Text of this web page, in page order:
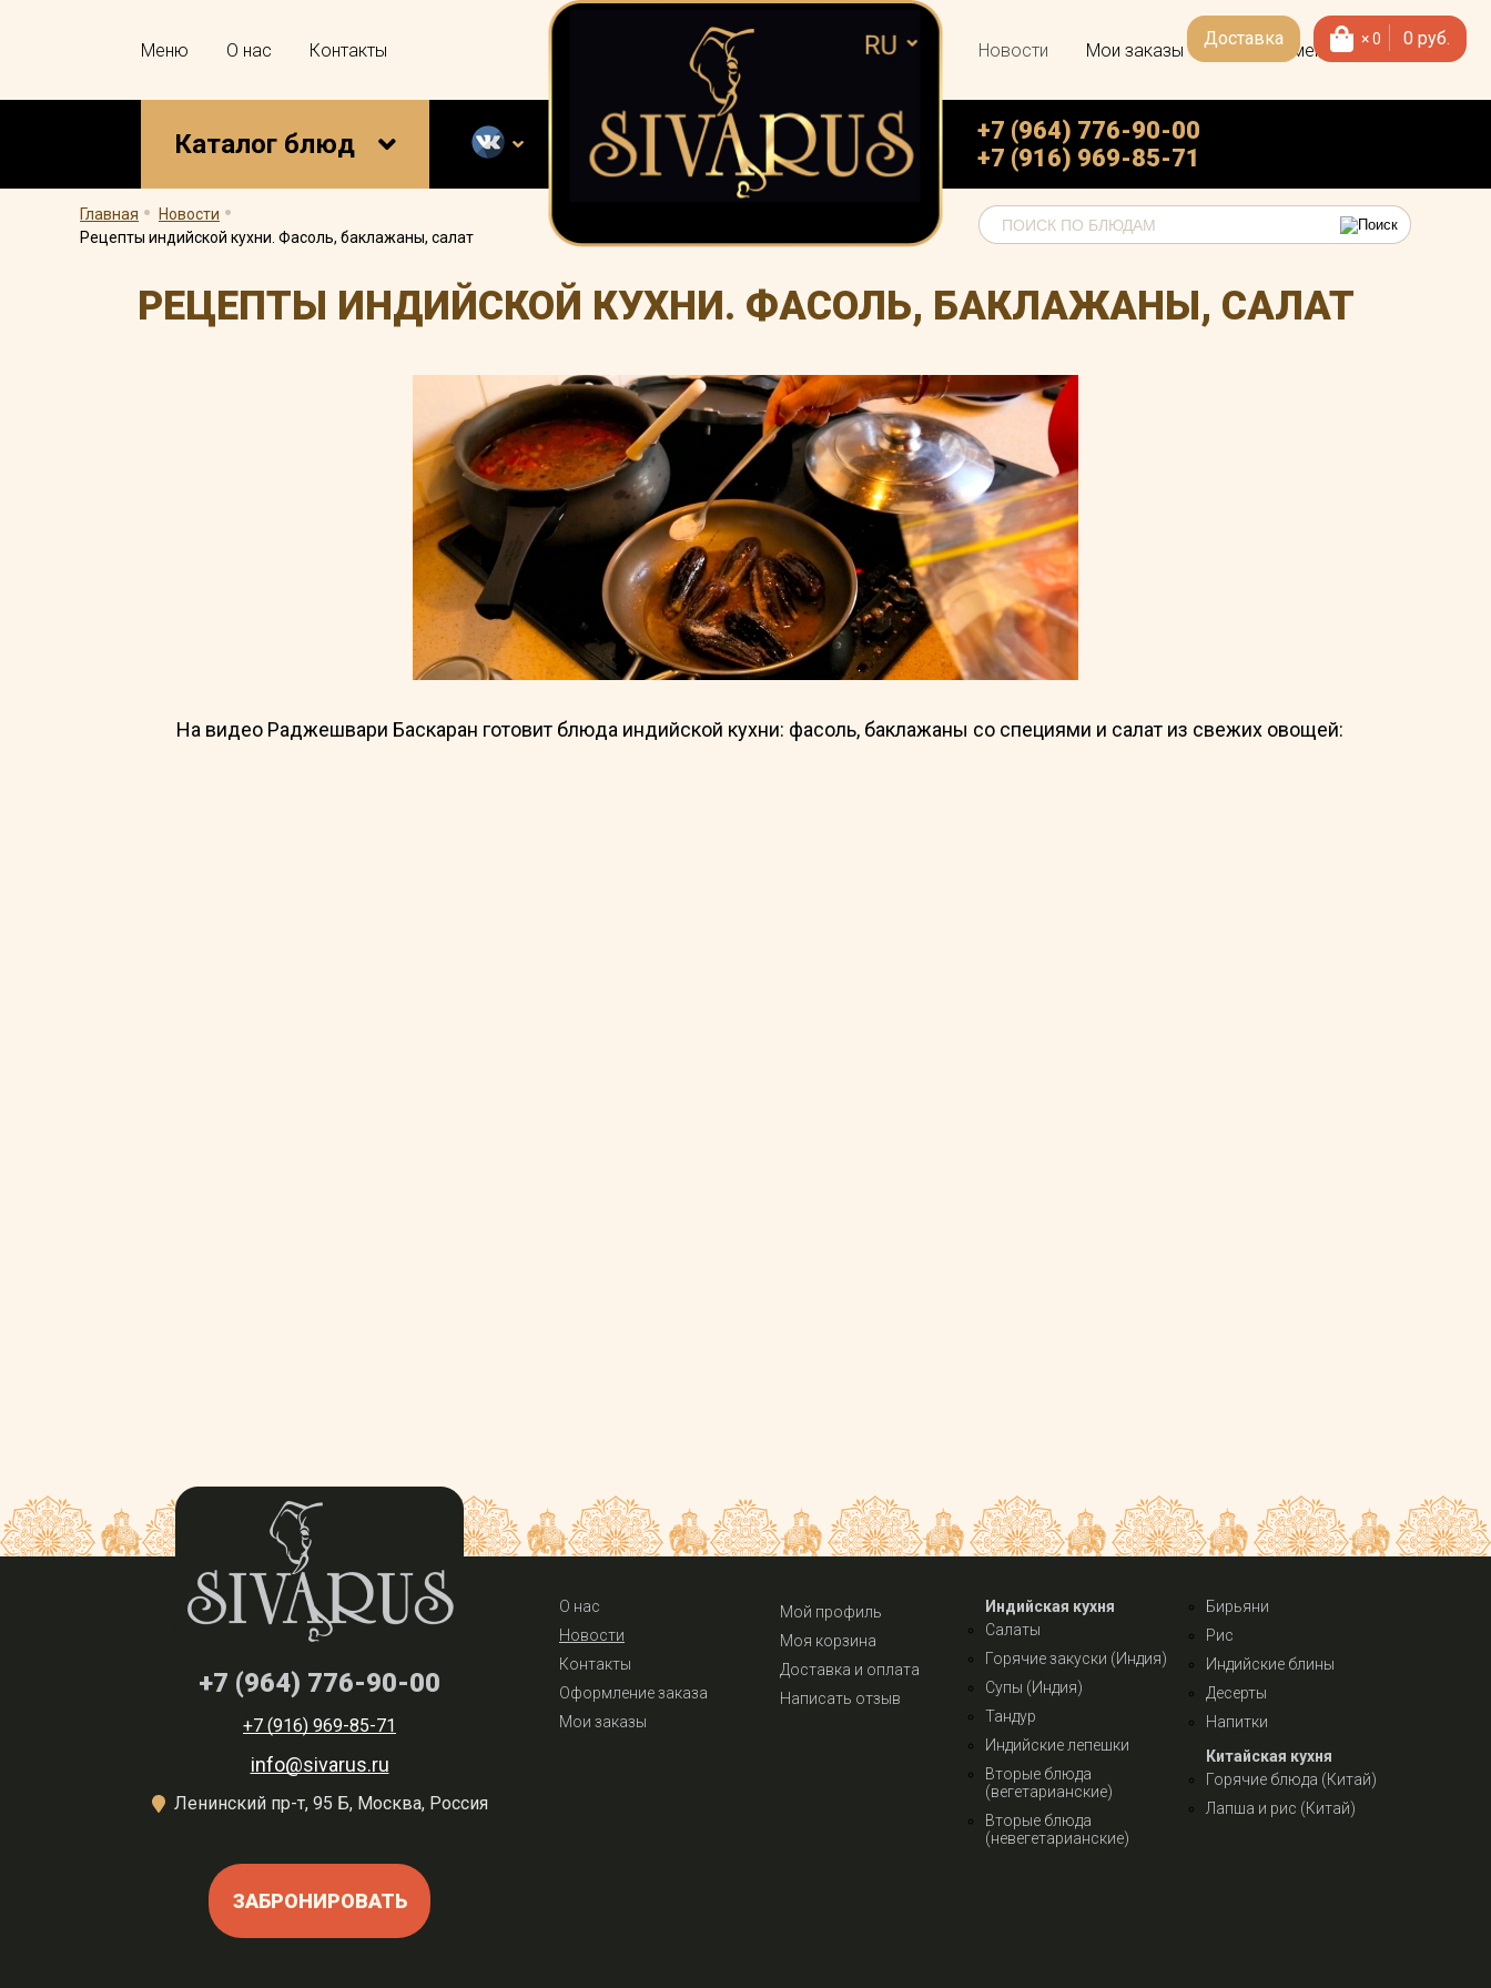
Доставка ×0 0 руб.
Меню О нас Контакты Новости Мои заказы Скачать меню
Каталог блюд
+7 (964) 776-90-00
+7 (916) 969-85-71
Главная. Новости.
Рецепты индийской кухни. Фасоль, баклажаны, салат
РЕЦЕПТЫ ИНДИЙСКОЙ КУХНИ. ФАСОЛЬ, БАКЛАЖАНЫ, САЛАТ
На видео Раджешвари Баскаран готовит блюда индийской кухни: фасоль, баклажаны со специями и салат из свежих овощей:
+7 (964) 776-90-00
+7 (916) 969-85-71
info@sivarus.ru
Ленинский пр-т, 95 Б, Москва, Россия
ЗАБРОНИРОВАТЬ
О нас
Новости
Контакты
Оформление заказа
Мои заказы
Мой профиль
Моя корзина
Доставка и оплата
Написать отзыв
Индийская кухня
Салаты
Горячие закуски (Индия)
Супы (Индия)
Тандур
Индийские лепешки
Вторые блюда
(вегетарианские)
Вторые блюда
(невегетарианские)
Бирьяни
Рис
Индийские блины
Десерты
Напитки
Китайская кухня
Горячие блюда (Китай)
Лапша и рис (Китай)